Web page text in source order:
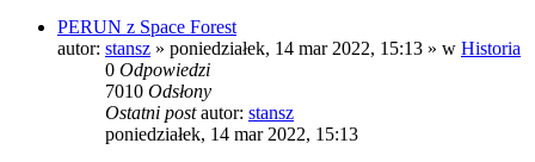
PERUN z Space Forest
autor: stansz » poniedziałek, 14 mar 2022, 15:13 » w Historia
0 Odpowiedzi
7010 Odsłony
Ostatni postautor: stansz
poniedziałek, 14 mar 2022, 15:13